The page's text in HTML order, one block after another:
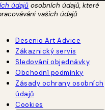
údajů osobních údajů, které
vašich údajů
Desenio Art Advice
Zákaznický servis
Sledování objednávky
Obchodní podmínky
Zásady ochrany osobních
údajů
Cookies